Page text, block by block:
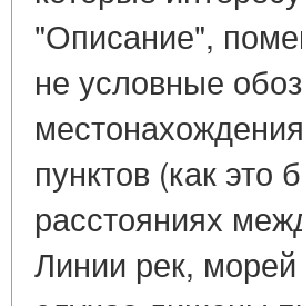
"Описание",
не условные
пунктов (как
расстояниях
Линии рек,